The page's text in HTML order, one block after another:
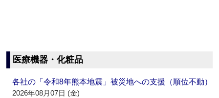
医療機器・化粧品
各社の「令和8年熊本地震」被災地への支援（順位不動）
2026年08月07日 (金)